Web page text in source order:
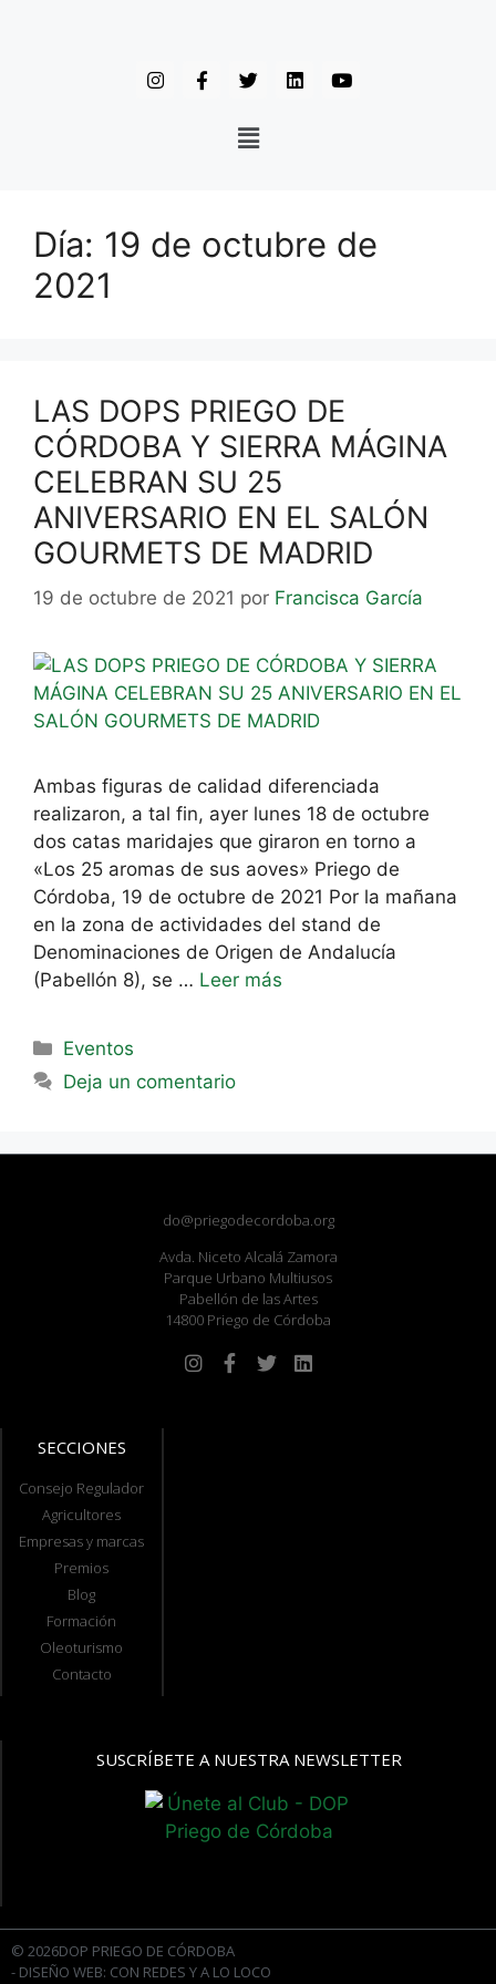
Día: 19 de octubre de
2021
LAS DOPS PRIEGO DE
CÓRDOBA Y SIERRA MÁGINA
CELEBRAN SU 25
ANIVERSARIO EN EL SALÓN
GOURMETS DE MADRID
19 de octubre de 2021 por Francisca García
Ambas figuras de calidad diferenciada
realizaron, a tal fin, ayer lunes 18 de octubre
dos catas maridajes que giraron en torno a
«Los 25 aromas de sus aoves» Priego de
Córdoba, 19 de octubre de 2021 Por la mañana
en la zona de actividades del stand de
Denominaciones de Origen de Andalucía
(Pabellón 8), se … Leer más
Eventos
Deja un comentario
do@priegodecordoba.org
Avda. Niceto Alcalá Zamora
Parque Urbano Multiusos
Pabellón de las Artes
14800 Priego de Córdoba
SECCIONES
Consejo Regulador
Agricultores
Empresas y marcas
Premios
Blog
Formación
Oleoturismo
Contacto
SUSCRÍBETE A NUESTRA NEWSLETTER
© 2026DOP PRIEGO DE CÓRDOBA
- DISEÑO WEB: CON REDES Y A LO LOCO